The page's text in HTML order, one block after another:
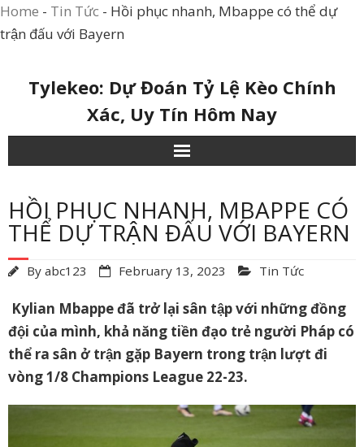
Home - Tin Tức - Hồi phục nhanh, Mbappe có thể dự
trận đấu với Bayern
Tylekeo: Dự Đoán Tỷ Lệ Kèo Chính
Xác, Uy Tín Hôm Nay
HỒI PHỤC NHANH, MBAPPE CÓ
THỂ DỰ TRẬN ĐẤU VỚI BAYERN
By abc123 February 13, 2023 Tin Tức
Kylian Mbappe đã trở lại sân tập với những đồng
đội của mình, khả năng tiền đạo trẻ người Pháp có
thể ra sân ở trận gặp Bayern trong trận lượt đi
vòng 1/8 Champions League 22-23.